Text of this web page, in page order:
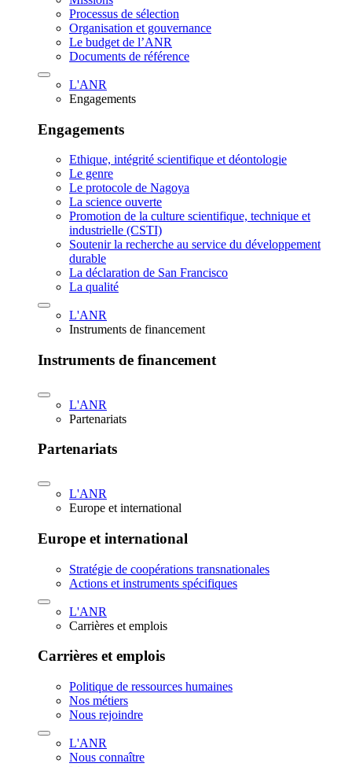
Processus de sélection
Organisation et gouvernance
Le budget de l’ANR
Documents de référence
L'ANR
Engagements
Engagements
Ethique, intégrité scientifique et déontologie
Le genre
Le protocole de Nagoya
La science ouverte
Promotion de la culture scientifique, technique et
industrielle (CSTI)
Soutenir la recherche au service du développement
durable
La déclaration de San Francisco
La qualité
L'ANR
Instruments de financement
Instruments de financement
L'ANR
Partenariats
Partenariats
L'ANR
Europe et international
Europe et international
Stratégie de coopérations transnationales
Actions et instruments spécifiques
L'ANR
Carrières et emplois
Carrières et emplois
Politique de ressources humaines
Nos métiers
Nous rejoindre
L'ANR
Nous connaître